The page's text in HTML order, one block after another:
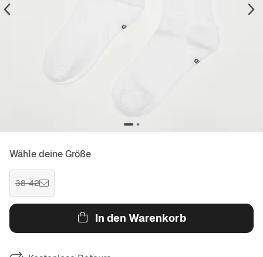
Wähle deine Größe
38-42
In den Warenkorb